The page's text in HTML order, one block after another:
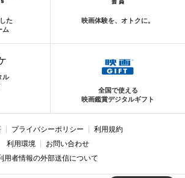
た
ム
映画体験を、オトクに。
ル
全国で使える
映画鑑賞デジタルギフト
プライバシーポリシー
利用規約
利用環境
お問い合わせ
用者情報の外部送信について